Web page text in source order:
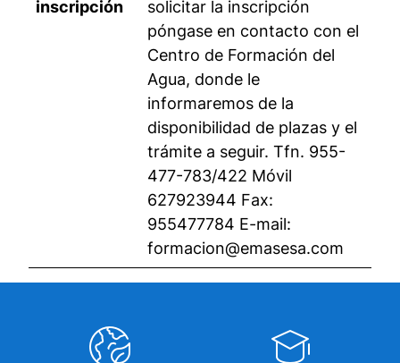
inscripción
solicitar la inscripción
póngase en contacto con el
Centro de Formación del
Agua, donde le
informaremos de la
disponibilidad de plazas y el
trámite a seguir. Tfn. 955-
477-783/422 Móvil
627923944 Fax:
955477784 E-mail:
formacion@emasesa.com